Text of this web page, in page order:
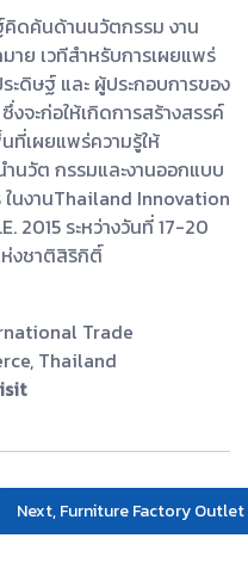
ดค้นด้านนวัตกรรม งาน
าย เวทีสำหรับการเผยแพร่
ดิษฐ์ และ ผู้ประกอบการของ
จะก่อให้เกิดการสร้างสรรค์
ที่เผยแพร่ความรู้ให้
ำนวัต กรรมและงานออกแบบ
ในงานThailand Innovation
2015 ระหว่างวันที่ 17-20
งชาติสิริกิติ์
Trade
Thailand
Next, Furniture Factory